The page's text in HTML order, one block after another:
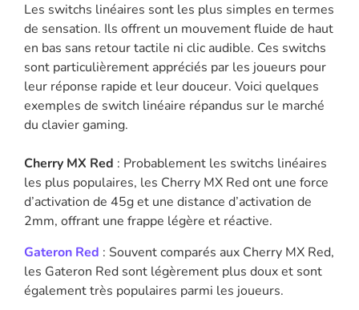
Les switchs linéaires sont les plus simples en termes
de sensation. Ils offrent un mouvement fluide de haut
en bas sans retour tactile ni clic audible. Ces switchs
sont particulièrement appréciés par les joueurs pour
leur réponse rapide et leur douceur. Voici quelques
exemples de switch linéaire répandus sur le marché
du clavier gaming.
Cherry MX Red : Probablement les switchs linéaires
les plus populaires, les Cherry MX Red ont une force
d’activation de 45g et une distance d’activation de
2mm, offrant une frappe légère et réactive.
Gateron Red : Souvent comparés aux Cherry MX Red,
les Gateron Red sont légèrement plus doux et sont
également très populaires parmi les joueurs.